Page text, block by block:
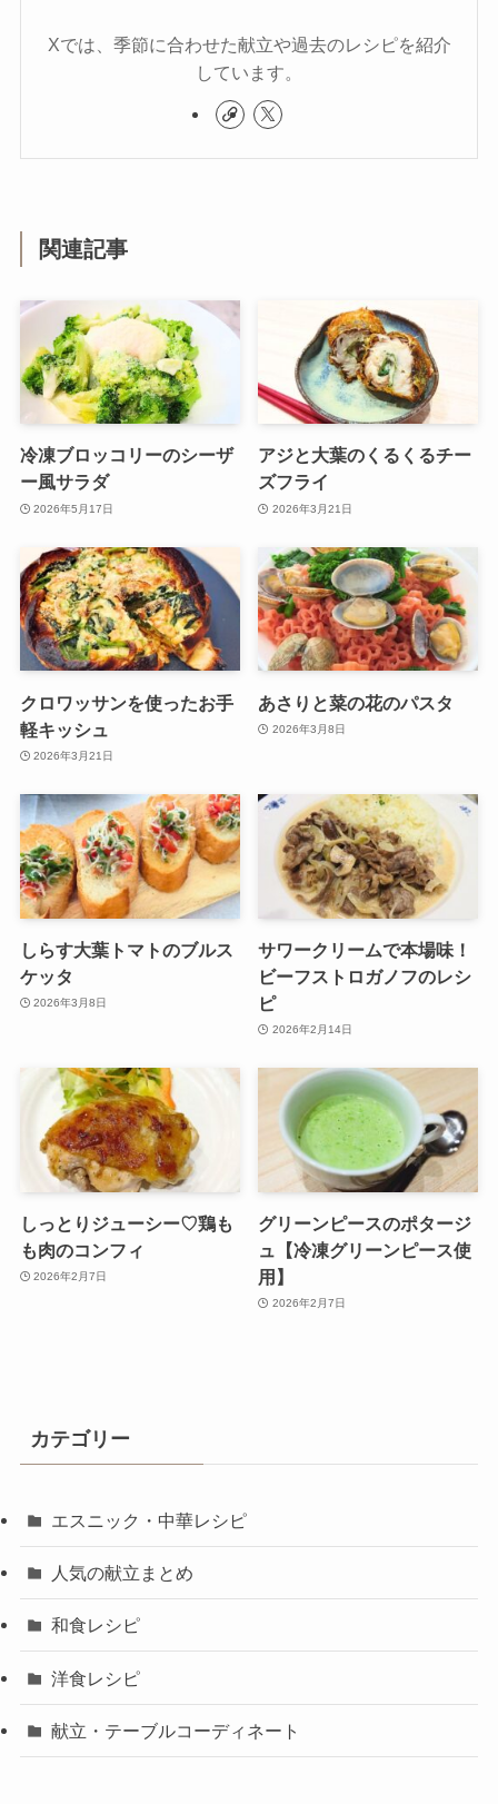
Xでは、季節に合わせた献立や過去のレシピを紹介
しています。
関連記事
冷凍ブロッコリーのシーザ
ー風サラダ
2026年5月17日
アジと大葉のくるくるチー
ズフライ
2026年3月21日
クロワッサンを使ったお手
軽キッシュ
2026年3月21日
あさりと菜の花のパスタ
2026年3月8日
しらす大葉トマトのブルス
ケッタ
2026年3月8日
サワークリームで本場味！
ビーフストロガノフのレシ
ピ
2026年2月14日
しっとりジューシー♡鶏も
も肉のコンフィ
2026年2月7日
グリーンピースのポタージ
ュ【冷凍グリーンピース使
用】
2026年2月7日
カテゴリー
エスニック・中華レシピ
人気の献立まとめ
和食レシピ
洋食レシピ
献立・テーブルコーディネート